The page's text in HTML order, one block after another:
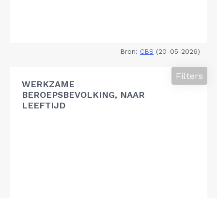
Bron: CBS (20-05-2026)
WERKZAME
BEROEPSBEVOLKING, NAAR
LEEFTIJD
Filters